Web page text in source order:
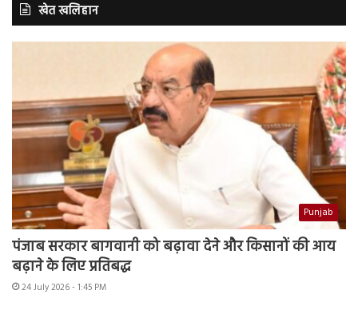
खेत खलिहान
Punjab
पंजाब सरकार बागवानी को बढ़ावा देने और किसानों की आय
बढ़ाने के लिए प्रतिबद्ध
24 July 2026 - 1:45 PM